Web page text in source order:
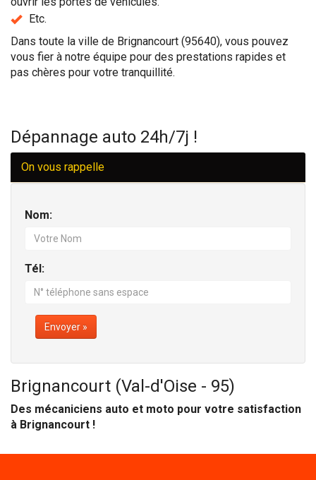
Etc.
Dans toute la ville de Brignancourt (95640), vous pouvez
vous fier à notre équipe pour des prestations rapides et
pas chères pour votre tranquillité.
Dépannage auto 24h/7j !
On vous rappelle
Nom:
Tél:
Envoyer »
Brignancourt (Val-d'Oise - 95)
Des mécaniciens auto et moto pour votre satisfaction
à Brignancourt !